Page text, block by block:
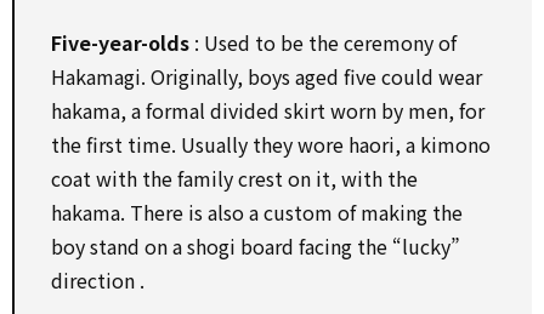
Five-year-olds : Used to be the ceremony of
Hakamagi. Originally, boys aged five could wear
hakama, a formal divided skirt worn by men,for
the first time. Usually they wore haori, a kimono
coatwith the family creston it,with the
hakama. There is alsoa custom of making the
boy stand ona shogi board facing the “lucky”
direction .